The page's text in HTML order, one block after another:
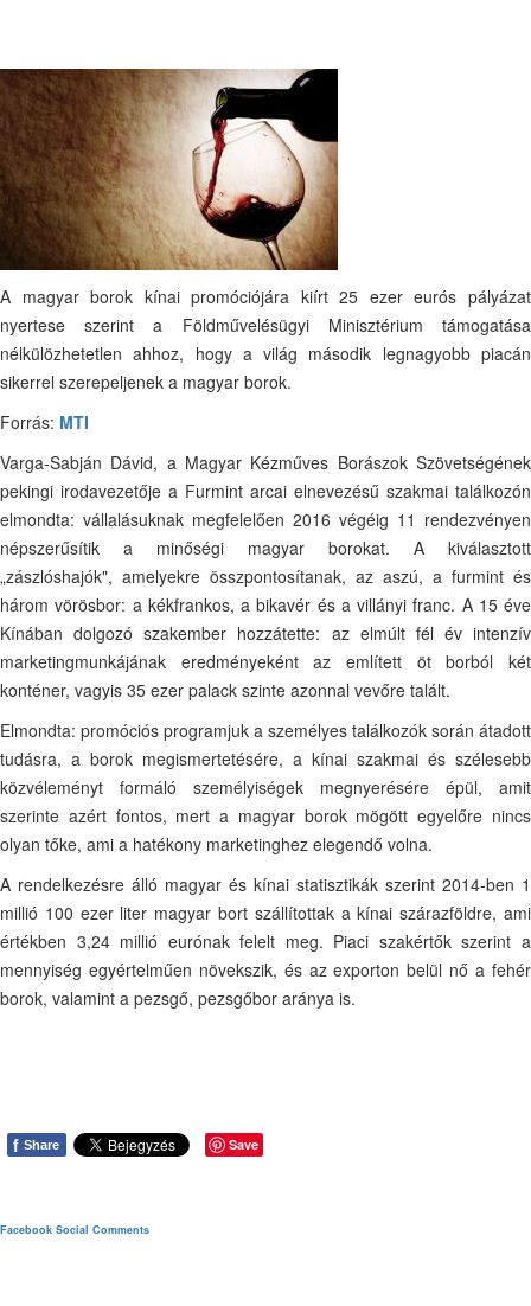
A magyar borok kínai promóciójára kiírt 25 ezer eurós pályázat
nyertese szerint a Földművelésügyi Minisztérium támogatása
nélkülözhetetlen ahhoz, hogy a világ második legnagyobb piacán
sikerrel szerepeljenek a magyar borok.
Forrás: MTI
Varga-Sabján Dávid, a Magyar Kézműves Borászok Szövetségének
pekingi irodavezetője a Furmint arcai elnevezésű szakmai találkozón
elmondta: vállalásuknak megfelelően 2016 végéig 11 rendezvényen
népszerűsítik a minőségi magyar borokat. A kiválasztott
„zászlóshajók", amelyekre összpontosítanak, az aszú, a furmint és
három vörösbor: a kékfrankos, a bikavér és a villányi franc. A 15 éve
Kínában dolgozó szakember hozzátette: az elmúlt fél év intenzív
marketingmunkájának eredményeként az említett öt borból két
konténer, vagyis 35 ezer palack szinte azonnal vevőre talált.
Elmondta: promóciós programjuk a személyes találkozók során átadott
tudásra, a borok megismertetésére, a kínai szakmai és szélesebb
közvéleményt formáló személyiségek megnyerésére épül, amit
szerinte azért fontos, mert a magyar borok mögött egyelőre nincs
olyan tőke, ami a hatékony marketinghez elegendő volna.
A rendelkezésre álló magyar és kínai statisztikák szerint 2014-ben 1
millió 100 ezer liter magyar bort szállítottak a kínai szárazföldre, ami
értékben 3,24 millió eurónak felelt meg. Piaci szakértők szerint a
mennyiség egyértelműen növekszik, és az exporton belül nő a fehér
borok, valamint a pezsgő, pezsgőbor aránya is.
f Share Save
Facebook Social Comments